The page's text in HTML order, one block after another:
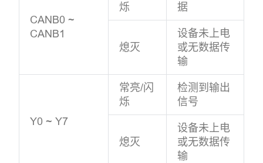
CANB0 ~
CANB1
烁
据
熄灭
设备未上电
或无数据传
输
Y0 ~ Y7
常亮/闪
烁
检测到输出
信号
熄灭
设备未上电
或无数据传
输